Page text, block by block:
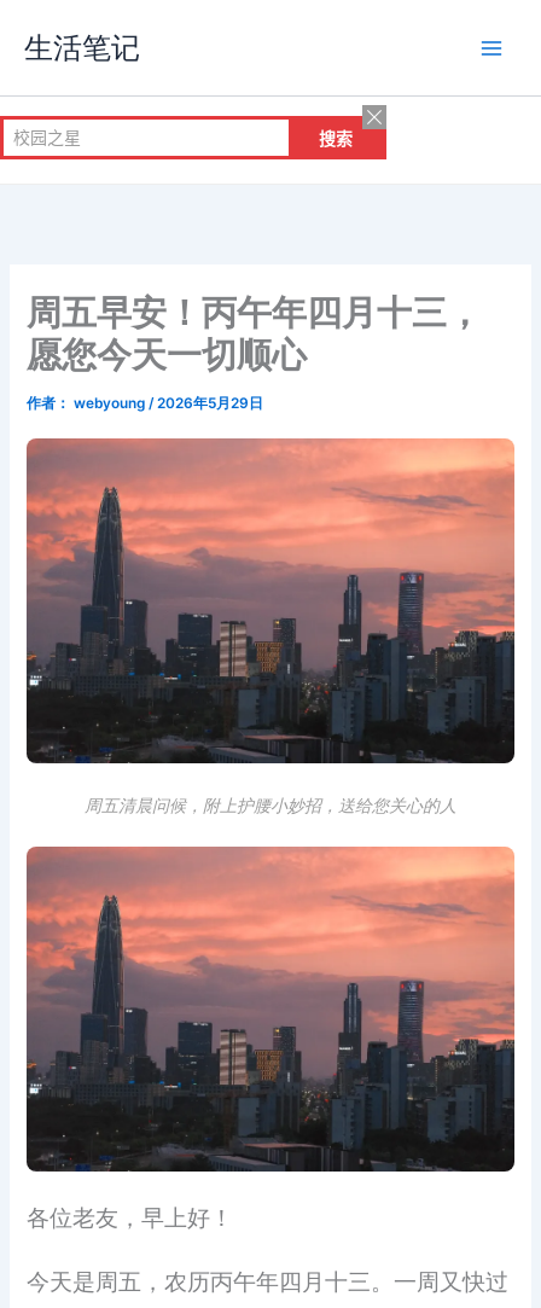
容
生活笔记
周五早安！丙午年四月十三，
愿您今天一切顺心
作者： webyoung/2026年5月29日
周五清晨问候，附上护腰小妙招，送给您关心的人
各位老友，早上好！
今天是周五，农历丙午年四月十三。一周又快过